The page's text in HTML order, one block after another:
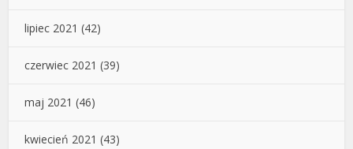
lipiec 2021 (42)
czerwiec 2021 (39)
maj 2021 (46)
kwiecień 2021 (43)